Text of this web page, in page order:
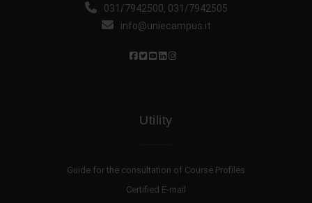
031/7942500, 031/7942505
info@uniecampus.it
Utility
Guide for the consultation of Course Profiles
Certified E-mail